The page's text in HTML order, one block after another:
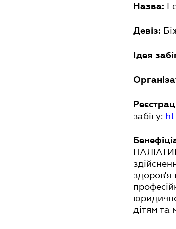
Назва:
Девіз:
Ідея
забігу:
здоров'я
дітям та